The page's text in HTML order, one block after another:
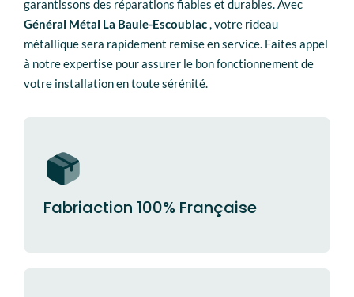
garantissons des réparations fiables et durables. Avec
Général Métal La Baule-Escoublac, votre rideau
métallique sera rapidement remise en service. Faites appel
à notre expertise pour assurer le bon fonctionnement de
votre installation en toute sérénité.
Fabriaction 100% Française